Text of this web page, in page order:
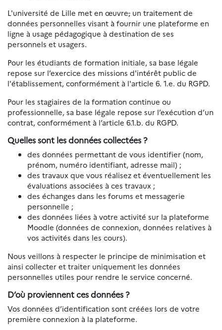
L'université de Lille met en œuvre, un traitement de
données personnelles visant à fournir une plateforme en
ligne à usage pédagogique à destination de ses
personnels et usagers.
Pour les étudiants de formation initiale, sa base légale
repose sur l’exercice des missions d'intérêt public de
l'établissement, conformément à l'article 6. 1.e. du RGPD.
Pour les stagiaires de la formation continue ou
professionnelle, sa base légale repose sur l’exécution d’un
contrat, conformément à l’article 6.1.b. du RGPD.
Quelles sont les données collectées ?
des données permettant de vous identifier (nom,
prénom, numéro identifiant, adresse mail) ;
des travaux que vous réalisez et éventuellement les
évaluations associées à ces travaux ;
des échanges dans les forums et messagerie
personnelle ;
des données liées à votre activité sur la plateforme
Moodle (données de connexion, données relatives à
vos activités dans les cours).
Nous veillons à respecter le principe de minimisation et
ainsi collecter et traiter uniquement les données
personnelles utiles pour rendre le service concerné.
D’où proviennent ces données ?
Vos données d’identification sont créées lors de votre
première connexion à la plateforme.